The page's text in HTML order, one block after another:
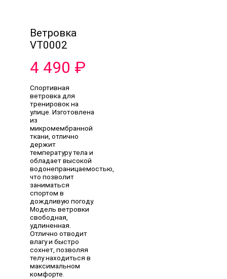
Ветровка
VT0002
4 490 ₽
Спортивная
ветровка для
тренировок на
улице. Изготовлена
из
микромембранной
ткани, отлично
держит
температуру тела и
обладает высокой
водонепраницаемостью,
что позволит
заниматься
спортом в
дождливую погоду.
Модель ветровки
свободная,
удлиненная.
Отлично отводит
влагу и быстро
сохнет, позволяя
телу находиться в
максимальном
комфорте.